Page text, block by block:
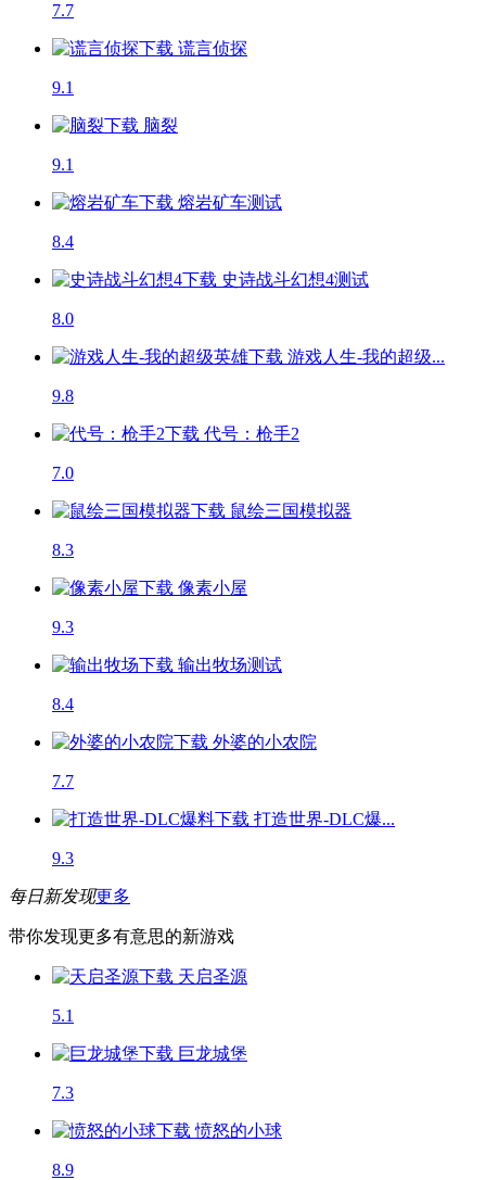
7.7
谎言侦探
9.1
脑裂
9.1
熔岩矿车测试
8.4
史诗战斗幻想4测试
8.0
游戏人生-我的超级...
9.8
代号：枪手2
7.0
鼠绘三国模拟器
8.3
像素小屋
9.3
输出牧场测试
8.4
外婆的小农院
7.7
打造世界-DLC爆...
9.3
每日新发现更多
带你发现更多有意思的新游戏
天启圣源
5.1
巨龙城堡
7.3
愤怒的小球
8.9